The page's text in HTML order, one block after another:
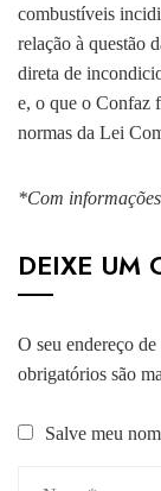
combustíveis
relação à questão
direta de
e, o que o Confaz
normas da Lei
*Com
DEIXE UM
O seu endereço
obrigatórios são
Salve meu